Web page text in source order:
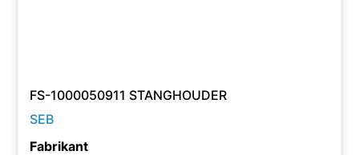
FS-1000050911 STANGHOUDER
SEB
Fabrikant